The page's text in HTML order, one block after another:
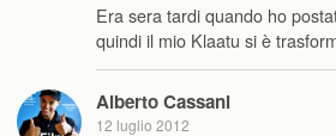
Era sera tardi quando ho
quindi il mio Klaatu si è
Alberto Cassani
12 luglio 2012